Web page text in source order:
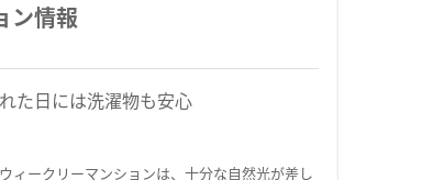
ン情報
た日には洗濯物も安心
ィークリーマンションは、十分な自然光が差し